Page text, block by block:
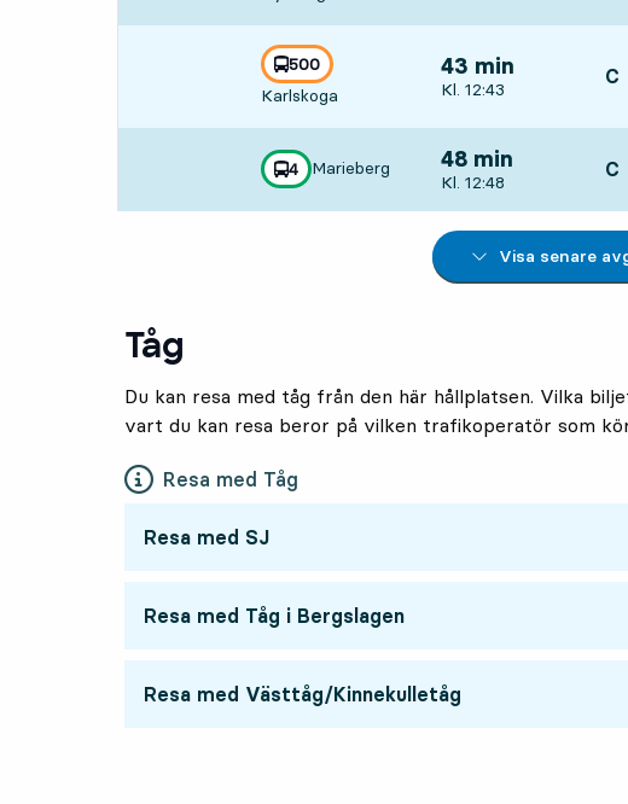
linje
500
mot
Karlskoga
,
43 min
Avgår, Kl. 12:43, om 43
Kl. 12:43
C
linje
4
mot
Marieberg
,
48 min
Avgår, Kl. 12:48, om 48
Kl. 12:48
C
Visa senare
Tåg
Du kan resa med tåg från den här hållplatsen. Vilka
vart du kan resa beror på vilken trafikoperatör som
Resa med Tåg
Resa med SJ
Resa med Tåg i Bergslagen
Resa med Västtåg/Kinnekulletåg